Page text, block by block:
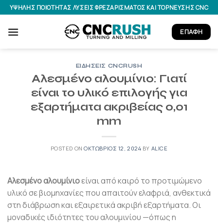
Μετάβαση
στο
περιεχόμενο
ΥΨΗΛΉΣ ΠΟΙΌΤΗΤΑΣ ΛΎΣΕΙΣ ΦΡΕΖΑΡΊΣΜΑΤΟΣ ΚΑΙ ΤΌΡΝΕΥΣΗΣ CNC
ΕΠΑΦΉ
ΕΙΔΉΣΕΙΣ CNCRUSH
Αλεσμένο αλουμίνιο: Γιατί
είναι το υλικό επιλογής για
εξαρτήματα ακριβείας 0,01
mm
POSTED ONΟΚΤΏΒΡΙΟΣ 12, 2024 BY ALICE
Αλεσμένο αλουμίνιοείναι από καιρό το προτιμώμενο
υλικό σε βιομηχανίες που απαιτούν ελαφριά, ανθεκτικά
στη διάβρωση και εξαιρετικά ακριβή εξαρτήματα. Οι
μοναδικές ιδιότητες του αλουμινίου —όπως η